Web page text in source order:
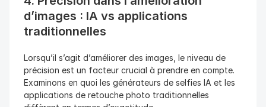
d’images : IA vs applications
traditionnelles
Lorsqu’il s’agit d’améliorer des images, le niveau de
précision est un facteur crucial à prendre en compte.
Examinons en quoi les générateurs de selfies IA et les
applications de retouche photo traditionnelles